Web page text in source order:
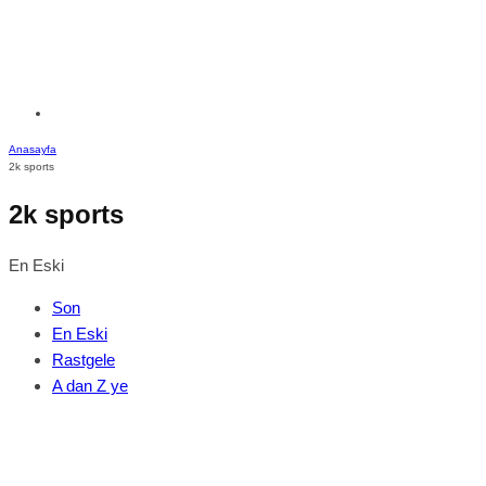
Anasayfa
2k sports
2k sports
En Eski
Son
En Eski
Rastgele
A dan Z ye